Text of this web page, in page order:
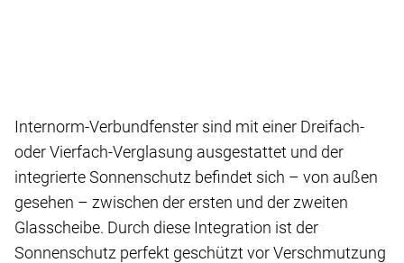
Internorm-Verbundfenster sind mit einer Dreifach-
oder Vierfach-Verglasung ausgestattet und der
integrierte Sonnenschutz befindet sich – von außen
gesehen – zwischen der ersten und der zweiten
Glasscheibe. Durch diese Integration ist der
Sonnenschutz perfekt geschützt vor Verschmutzung